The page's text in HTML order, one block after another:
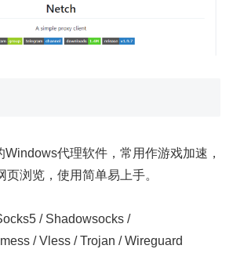
Windows代理软件，常用作游戏加速，
浏览，使用简单易上手。
/ Shadowsocks /
/ Vless / Trojan / Wireguard